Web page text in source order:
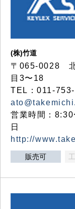
(株)竹道
〒065-0028 北
目3〜18
TEL：011-
営業時間：
日
http://
販売可